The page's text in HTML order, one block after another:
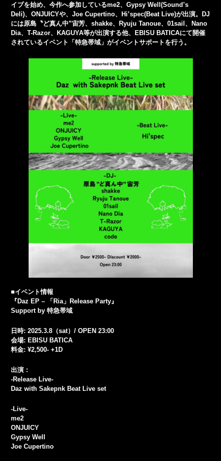
イブを始め、今作へ参加しているme2、Gypsy Well(Sound’s
Deli)、ONJUICYや、Joe Cupertino、Hi’spec(Beat Live)が出演。DJ
には原島〝ど真ん中”宙芳、shakke、Ryuju Tanoue、01sail、Nano
Dia、T-Razor、KAGUYA等が出演する他、EBISU BATICAにて開催
されているイベント「特急帯域」がイベントサポートを行う。
■イベント情報
『Daz EP – 「Ria」Release Party』
Support by 特急帯域
日時: 2025.3.8（sat）/ OPEN 23:00
会場: EBISU BATICA
料金: ¥2,500- +1D
出演：
-Release Live-
Daz with Sakepnk Beat Live set
-Live-
me2
ONJUICY
Gypsy Well
Joe Cupertino